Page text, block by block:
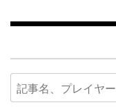
Search
for: